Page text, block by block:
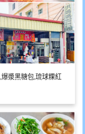
漿黑糖包,琉球粿紅